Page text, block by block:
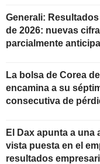
Generali:
de 2026: nuevas
parcialmente
La bolsa de Corea
encamina a su
consecutiva de
El Dax apunta a una
vista puesta en el
resultados